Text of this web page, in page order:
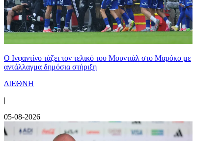
Ο Ινφαντίνο τάζει τον τελικό του Μουντιάλ στο Μαρόκο με
αντάλλαγμα δημόσια στήριξη
ΔΙΕΘΝΗ
|
05-08-2026